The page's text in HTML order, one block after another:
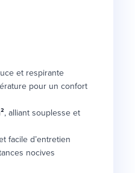
et respirante
pour un confort
, alliant souplesse et
facile d’entretien
nocives